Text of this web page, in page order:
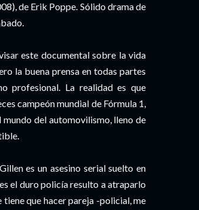
de Erik Poppe. Sólido drama de
este documental sobre la vida
la buena prensa en todas partes
profesional. La realidad es que
campeón mundial de Fórmula 1,
del automovilismo, lleno de
es un asesino serial suelto en
el duro policía resulto a atraparlo
que hacer pareja -policial, me